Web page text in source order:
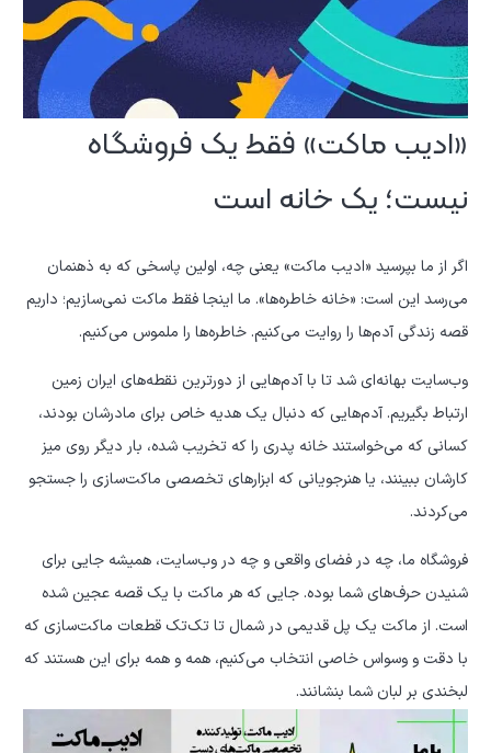
«ادیب ماکت» فقط یک فروشگاه
نیست؛ یک خانه است
اگر از ما بپرسید «ادیب ماکت» یعنی چه، اولین پاسخی که به ذهنمان
می‌رسد این است: «خانه خاطره‌ها». ما اینجا فقط ماکت نمی‌سازیم؛ داریم
قصه زندگی آدم‌ها را روایت می‌کنیم. خاطره‌ها را ملموس می‌کنیم.
وب‌سایت بهانه‌ای شد تا با آدم‌هایی از دورترین نقطه‌های ایران زمین
ارتباط بگیریم. آدم‌هایی که دنبال یک هدیه خاص برای مادرشان بودند،
کسانی که می‌خواستند خانه پدری را که تخریب شده، بار دیگر روی میز
کارشان ببینند، یا هنرجویانی که ابزارهای تخصصی ماکت‌سازی را جستجو
می‌کردند.
فروشگاه ما، چه در فضای واقعی و چه در وب‌سایت، همیشه جایی برای
شنیدن حرف‌های شما بوده. جایی که هر ماکت با یک قصه عجین شده
است. از ماکت یک پل قدیمی در شمال تا تک‌تک قطعات ماکت‌سازی که
با دقت و وسواس خاصی انتخاب می‌کنیم، همه و همه برای این هستند که
لبخندی بر لبان شما بنشانند.